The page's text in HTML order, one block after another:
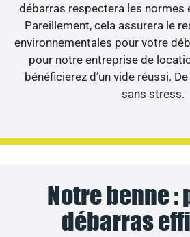
débarras respectera les normes
Pareillement, cela assurera le
environnementales pour votre
pour notre entreprise de
bénéficierez d’un vide réussi.
sans stress.
Notre benne :
débarras